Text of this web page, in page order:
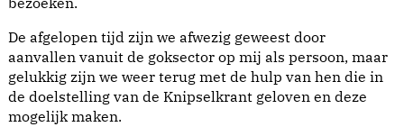
De afgelopen tijd zijn we afwezig geweest door
aanvallen vanuit de goksector op mij als persoon, maar
gelukkig zijn we weer terug met de hulp van hen die in
de doelstelling van de Knipselkrant geloven en deze
mogelijk maken.